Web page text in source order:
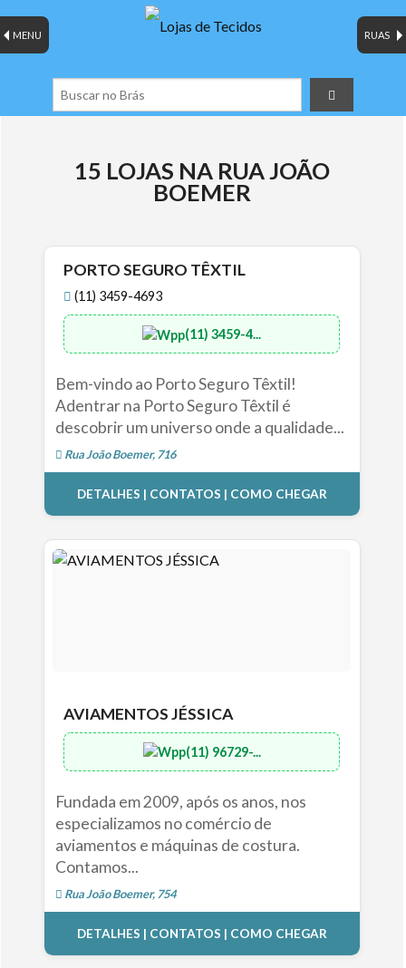
RUAS
MENU
15 LOJAS NA RUA JOÃO
BOEMER
PORTO SEGURO TÊXTIL
(11) 3459-4693
(11) 3459-4...
Bem-vindo ao Porto Seguro Têxtil!
Adentrar na Porto Seguro Têxtil é
descobrir um universo onde a qualidade...
Rua João Boemer, 716
DETALHES | CONTATOS | COMO CHEGAR
AVIAMENTOS JÉSSICA
(11) 96729-...
Fundada em 2009, após os anos, nos
especializamos no comércio de
aviamentos e máquinas de costura.
Contamos...
Rua João Boemer, 754
DETALHES | CONTATOS | COMO CHEGAR